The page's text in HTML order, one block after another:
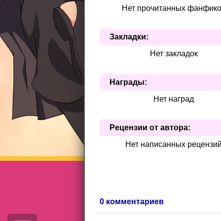
Нет прочитанных
Закладки:
Нет закладок
Награды:
Нет наград
Рецензии от автора:
Нет написанных
0 комментариев